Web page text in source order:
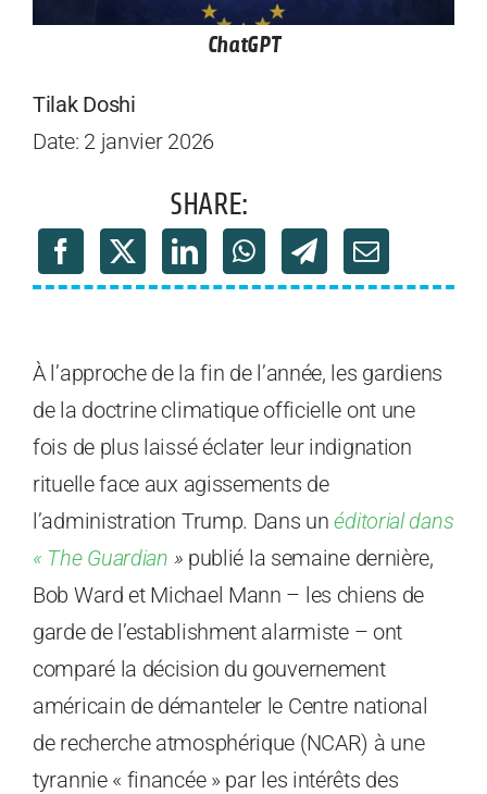
ChatGPT
Tilak Doshi
Date: 2 janvier 2026
SHARE:
À l’approche de la fin de l’année, les gardiens
de la doctrine climatique officielle ont une
fois de plus laissé éclater leur indignation
rituelle face aux agissements de
l’administration Trump. Dans unéditorial dans
« The Guardian » publié la semaine dernière,
Bob Ward et Michael Mann – les chiens de
garde de l’establishment alarmiste – ont
comparé la décision du gouvernement
américain de démanteler le Centre national
de recherche atmosphérique (NCAR) à une
tyrannie « financée » par les intérêts des